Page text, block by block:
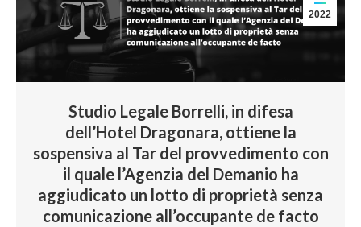
Studio Legale Borrelli, in difesa
dell’Hotel Dragonara, ottiene la
sospensiva al Tar del provvedimento con
il quale l’Agenzia del Demanio ha
aggiudicato un lotto di proprietà senza
comunicazione all’occupante de facto
2022